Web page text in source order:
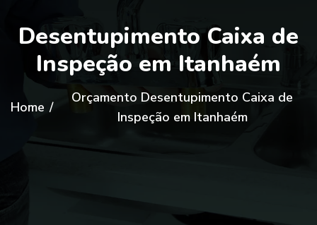
Desentupimento Caixa de
Inspeção em Itanhaém
Home /
Orçamento Desentupimento Caixa de
Inspeção em Itanhaém